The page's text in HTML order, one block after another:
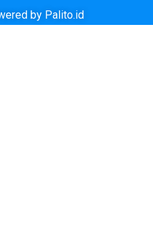
by Palito.id